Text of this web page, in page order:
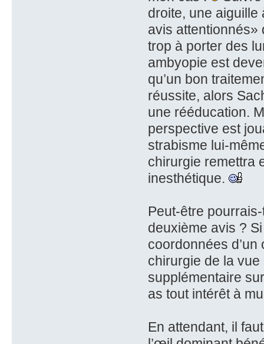
droite, une aiguille
avis attentionnés»
trop à porter des
ambyopie est
qu’un bon
réussite, alors
une rééducation.
perspective est
strabisme lui-
chirurgie remettra
inesthétique.
Peut-être
deuxième avis ?
coordonnées
chirurgie de la vue
supplémentaire
as tout intérêt à
En attendant, il